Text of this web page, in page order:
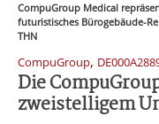
CompuGroup Medical
futuristisches Bürogebäude-
THN
CompuGroup,
Die
zweistelligem